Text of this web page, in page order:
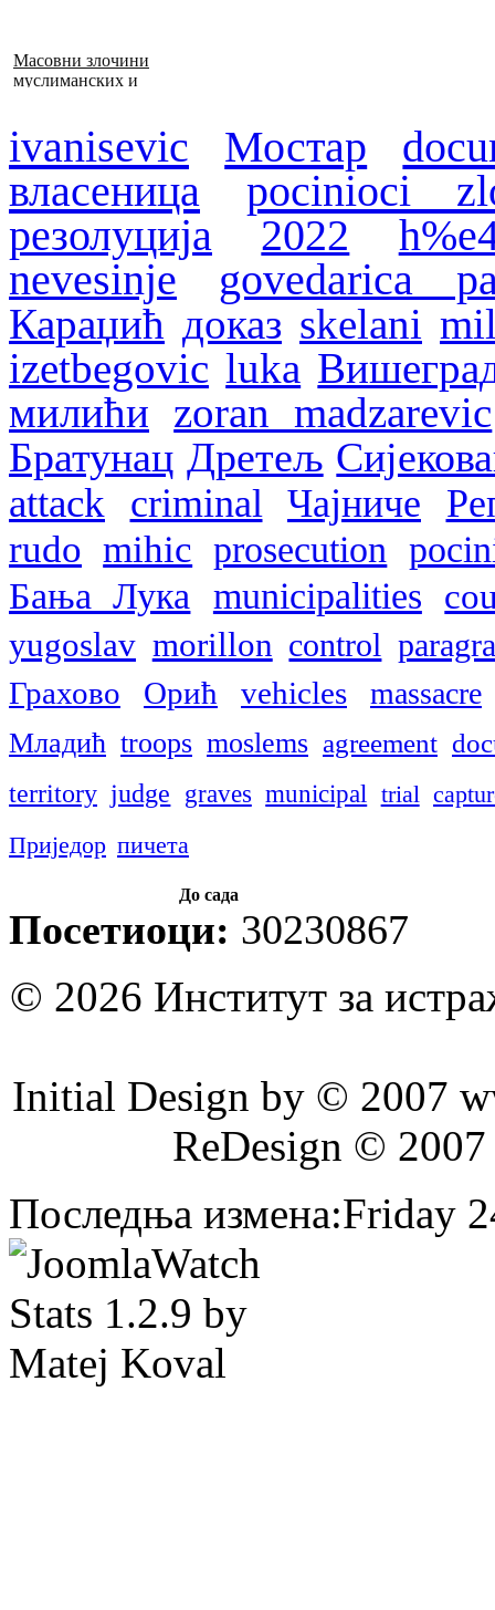
Масовни злочини
муслиманских и
ivanisevic Мостар
власеница
pocinioci
резолуција
2022
nevesinje
govedarica
Караџић доказ skelani
izetbegovic luka
милићи zoran madzarevic
Братунац Дретељ
attack criminal Чајниче
rudo mihic prosecution
Бања Лука
municipalities
yugoslav morillon control
Грахово Орић vehicles massacre
Младић troops moslems agreement
territory judge graves municipal trial
Приједор пичета
До сада
Посетиоци: 30230867
© 2026 Институт за
Initial Design by © 2007
ReDesign ©
Последња измена:Friday